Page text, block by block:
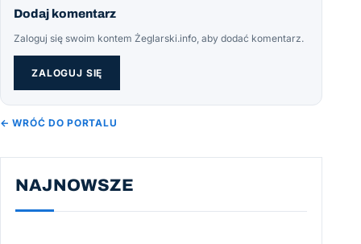
Dodaj komentarz
Zaloguj się swoim kontem Żeglarski.info, aby dodać komentarz.
ZALOGUJ SIĘ
← WRÓĆ DO PORTALU
NAJNOWSZE